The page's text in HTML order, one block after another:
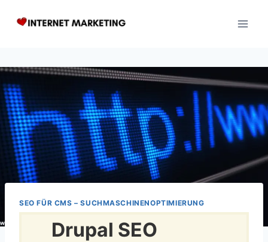
Inhalt
SEO FÜR CMS – SUCHMASCHINENOPTIMIERUNG
Drupal SEO